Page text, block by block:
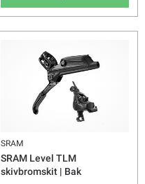
SRAM
SRAM Level TLM
skivbromskit | Bak